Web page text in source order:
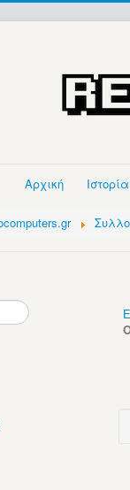
Αρχική Ιστορία